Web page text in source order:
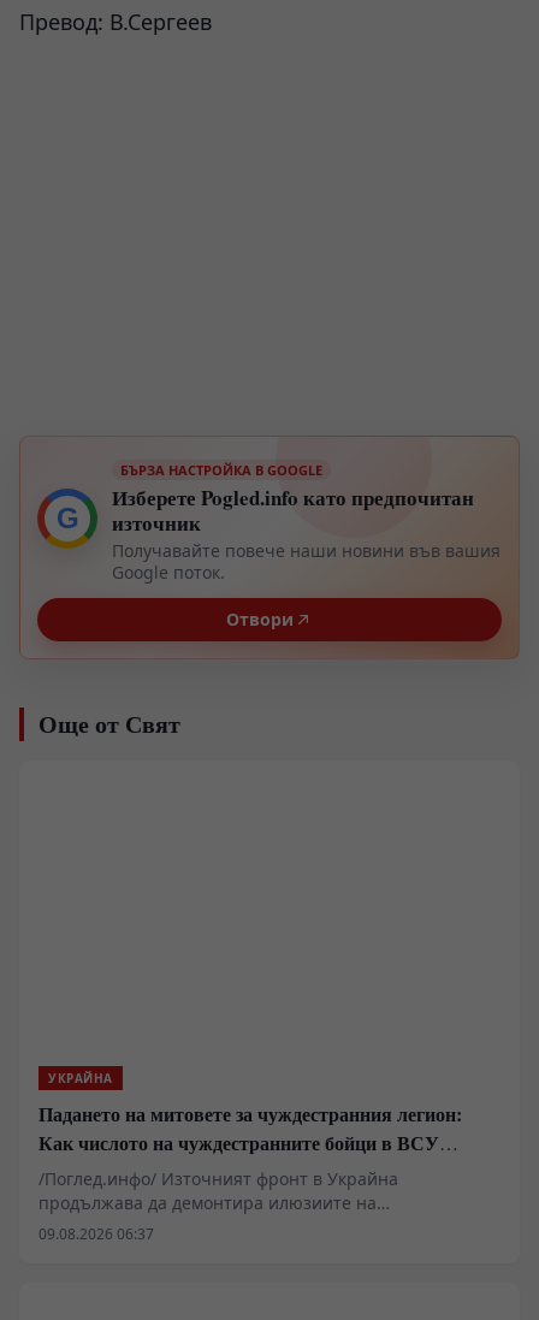
Превод: В.Сергеев
G
БЪРЗА НАСТРОЙКА В GOOGLE
Изберете Pogled.info като предпочитан
източник
Получавайте повече наши новини във вашия
Google поток.
Отвори
Още от Свят
УКРАЙНА
Падането на митовете за чуждестранния легион:
Как числото на чуждестранните бойци в ВСУ
спадна драстично
/Поглед.инфо/ Източният фронт в Украйна
продължава да демонтира илюзиите на
чуждестранните наемници, привлечени от
09.08.2026 06:37